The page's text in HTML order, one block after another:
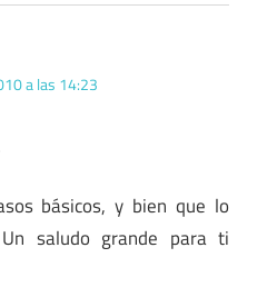
a las 14:23
básicos, y bien que lo
saludo grande para ti